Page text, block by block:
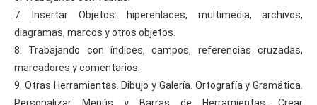
7. Insertar Objetos: hiperenlaces, multimedia, archivos,
diagramas, marcos y otros objetos.
8. Trabajando con índices, campos, referencias cruzadas,
marcadores y comentarios.
9. Otras Herramientas. Dibujo y Galería. Ortografía y Gramática.